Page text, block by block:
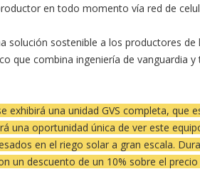
en todo momento vía red de
solución sostenible a los productores de
que combina ingeniería de vanguardia y
exhibirá una unidad GVS completa, que
una oportunidad única de ver este
en el riego solar a gran escala.
un descuento de un 10% sobre el